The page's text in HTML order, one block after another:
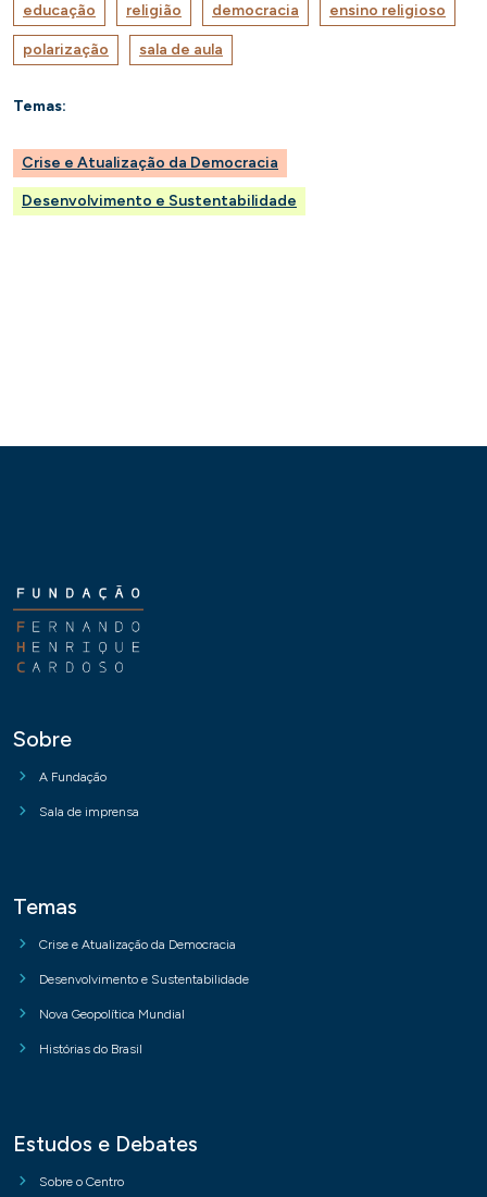
educação religião democracia ensino religioso
polarização sala de aula
Temas:
Crise e Atualização da Democracia
Desenvolvimento e Sustentabilidade
Sobre
A Fundação
Sala de imprensa
Temas
Crise e Atualização da Democracia
Desenvolvimento e Sustentabilidade
Nova Geopolítica Mundial
Histórias do Brasil
Estudos e Debates
Sobre o Centro